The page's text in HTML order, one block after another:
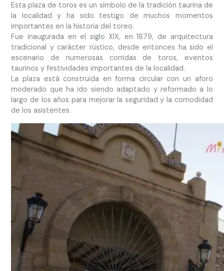
Esta plaza de toros es un símbolo de la tradición taurina de
la localidad y ha sido testigo de muchos momentos
importantes en la historia del toreo.
Fue inaugurada en el siglo XIX, en 1879, de arquitectura
tradicional y carácter rústico, desde entonces ha sido el
escenario de numerosas corridas de toros, eventos
taurinos y festividades importantes de la localidad.
La plaza está construida en forma circular con un aforo
moderado que ha ido siendo adaptado y reformado a lo
largo de los años para mejorar la seguridad y la comodidad
de los asistentes.